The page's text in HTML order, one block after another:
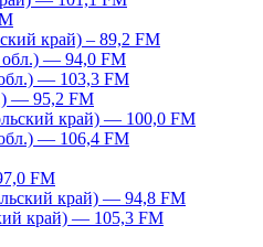
край) – 89,2 FM
обл.) — 94,0 FM
— 103,3 FM
— 95,2 FM
край) — 100,0 FM
обл.) — 106,4 FM
FM
край) — 94,8 FM
край) — 105,3 FM